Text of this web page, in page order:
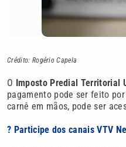
Crédito: Rogério Capela
O Imposto Predial Territorial
pagamento pode ser feito
carnê em mãos, pode ser
? Participe dos canais VTV